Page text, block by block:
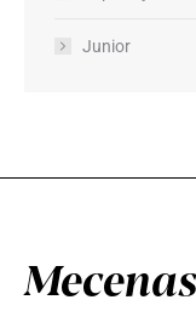
Junior